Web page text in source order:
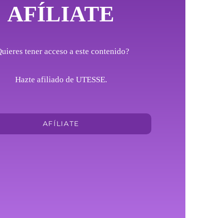
AFÍLIATE
tener acceso a este contenido?
Hazte afiliado de UTESSE.
AFÍLIATE